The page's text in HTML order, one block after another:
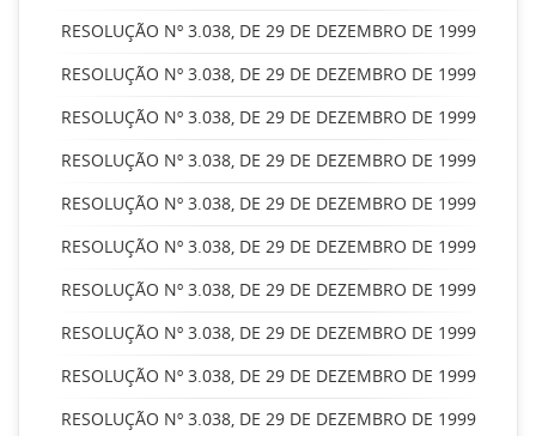
RESOLUÇÃO Nº 3.038, DE 29 DE DEZEMBRO DE 1999
RESOLUÇÃO Nº 3.038, DE 29 DE DEZEMBRO DE 1999
RESOLUÇÃO Nº 3.038, DE 29 DE DEZEMBRO DE 1999
RESOLUÇÃO Nº 3.038, DE 29 DE DEZEMBRO DE 1999
RESOLUÇÃO Nº 3.038, DE 29 DE DEZEMBRO DE 1999
RESOLUÇÃO Nº 3.038, DE 29 DE DEZEMBRO DE 1999
RESOLUÇÃO Nº 3.038, DE 29 DE DEZEMBRO DE 1999
RESOLUÇÃO Nº 3.038, DE 29 DE DEZEMBRO DE 1999
RESOLUÇÃO Nº 3.038, DE 29 DE DEZEMBRO DE 1999
RESOLUÇÃO Nº 3.038, DE 29 DE DEZEMBRO DE 1999